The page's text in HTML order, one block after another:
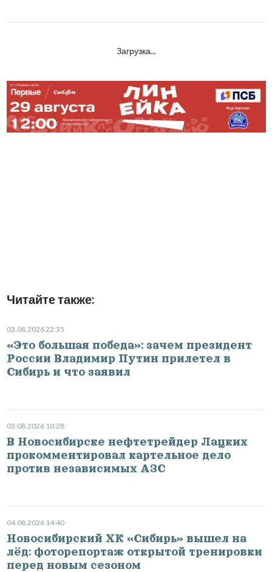
Загрузка...
Читайте также:
03.08.2026 22:35
«Это большая победа»: зачем президент
России Владимир Путин прилетел в
Сибирь и что заявил
03.08.2026 10:28
В Новосибирске нефтетрейдер Лацких
прокомментировал картельное дело
против независимых АЗС
04.08.2026 14:40
Новосибирский ХК «Сибирь» вышел на
лёд: фоторепортаж открытой тренировки
перед новым сезоном